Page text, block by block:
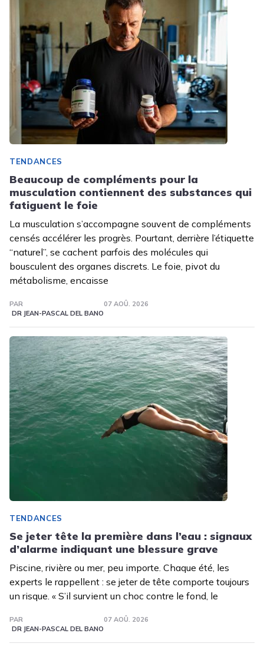
TENDANCES
Beaucoup de compléments pour la
musculation contiennent des substances qui
fatiguent le foie
La musculation s’accompagne souvent de compléments
censés accélérer les progrès. Pourtant, derrière l’étiquette
“naturel”, se cachent parfois des molécules qui
bousculent des organes discrets. Le foie, pivot du
métabolisme, encaisse
PAR
DR JEAN-PASCAL DEL BANO
07 AOÛ. 2026
TENDANCES
Se jeter tête la première dans l’eau : signaux
d’alarme indiquant une blessure grave
Piscine, rivière ou mer, peu importe. Chaque été, les
experts le rappellent : se jeter de tête comporte toujours
un risque. « S’il survient un choc contre le fond, le
PAR
DR JEAN-PASCAL DEL BANO
07 AOÛ. 2026